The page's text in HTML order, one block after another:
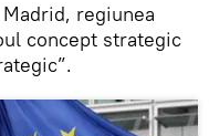
regiunea
concept strategic